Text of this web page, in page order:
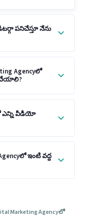
పనిచేస్తూ నేను
Agencyలో
చేయాలి?
ఎన్ని వీడియో
ఇంటి వద్ద
Marketing Agencyలో